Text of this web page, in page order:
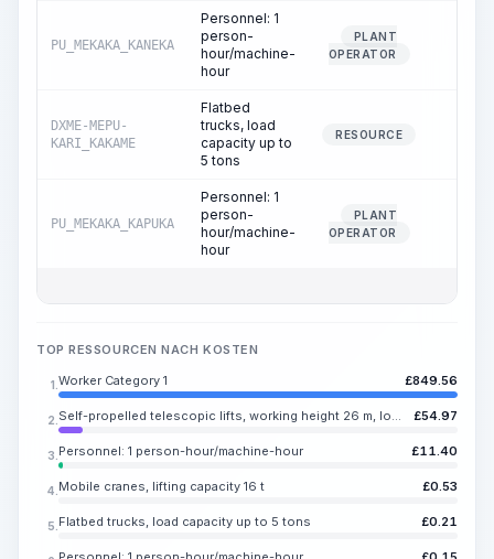
PU_MEKAKA_KANEKA
Personnel: 1
person-
hour/machine-
hour
PLANT
OPERATOR
DXME-MEPU-
KARI_KAKAME
Flatbed
trucks, load
capacity up to
5 tons
RESOURCE
PU_MEKAKA_KAPUKA
Personnel: 1
person-
hour/machine-
hour
PLANT
OPERATOR
TOP RESSOURCEN NACH KOSTEN
1. Worker Category 1 £849.56
2. Self-propelled telescopic lifts, working height 26 m, load capacity 250 kg £54.97
3. Personnel: 1 person-hour/machine-hour £11.40
4. Mobile cranes, lifting capacity 16 t £0.53
5. Flatbed trucks, load capacity up to 5 tons £0.21